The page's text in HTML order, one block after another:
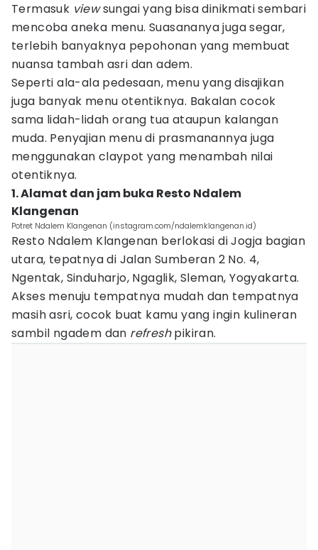
Termasuk viewsungai yang bisa dinikmati sembari
mencoba aneka menu. Suasananya juga segar,
terlebih banyaknya pepohonan yang membuat
nuansa tambah asri dan adem.
Seperti ala-ala pedesaan, menu yang disajikan
juga banyak menu otentiknya. Bakalan cocok
sama lidah-lidah orang tua ataupun kalangan
muda. Penyajian menu di prasmanannya juga
menggunakan claypot yang menambah nilai
otentiknya.
1. Alamat dan jam buka Resto Ndalem
Klangenan
Potret Ndalem Klangenan (instagram.com/ndalemklangenan.id)
Resto Ndalem Klangenan berlokasi di Jogja bagian
utara, tepatnya di Jalan Sumberan 2 No. 4,
Ngentak, Sinduharjo, Ngaglik, Sleman, Yogyakarta.
Akses menuju tempatnya mudah dan tempatnya
masih asri, cocok buat kamu yang ingin kulineran
sambil ngadem dan refreshpikiran.